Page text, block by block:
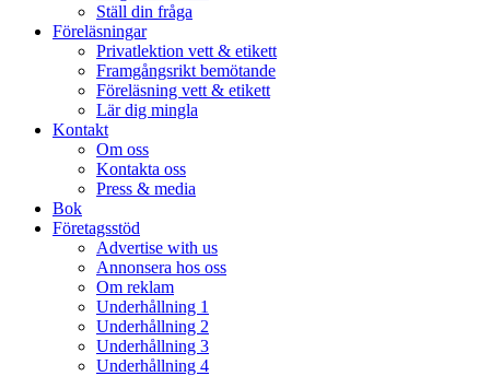
Ställ din fråga
Föreläsningar
Privatlektion vett & etikett
Framgångsrikt bemötande
Föreläsning vett & etikett
Lär dig mingla
Kontakt
Om oss
Kontakta oss
Press & media
Bok
Företagsstöd
Advertise with us
Annonsera hos oss
Om reklam
Underhållning 1
Underhållning 2
Underhållning 3
Underhållning 4